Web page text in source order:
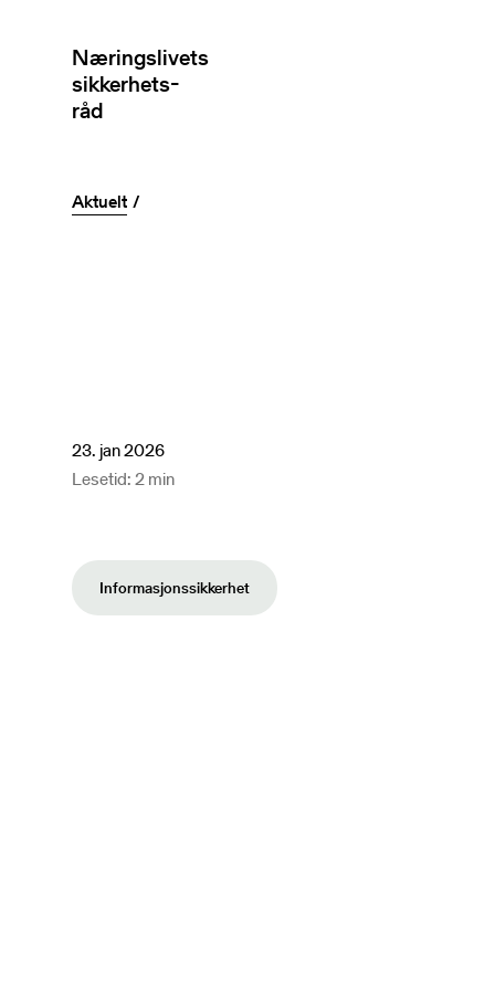
Næringslivets
sikkerhets-
råd
Aktuelt
23. jan 2026
Lesetid: 2 min
Informasjonssikkerhet